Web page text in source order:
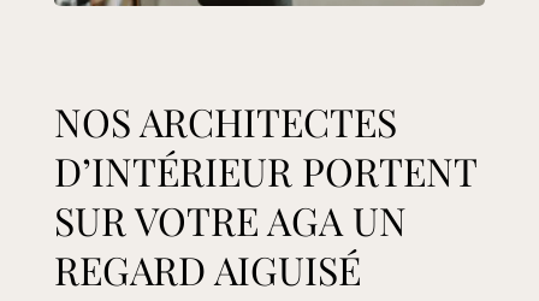
NOS ARCHITECTES
D’INTÉRIEUR PORTENT
SUR VOTRE AGA UN
REGARD AIGUISÉ